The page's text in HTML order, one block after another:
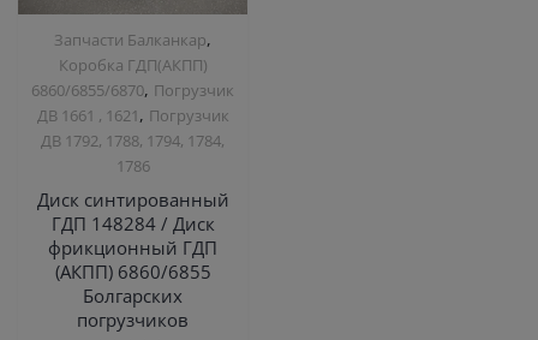
Запчасти Балканкар,
Коробка ГДП(АКПП)
6860/6855/6870, Погрузчик
ДВ 1661 , 1621, Погрузчик
ДВ 1792, 1788, 1794, 1784,
1786
Диск синтированный
ГДП 148284 / Диск
фрикционный ГДП
(АКПП) 6860/6855
Болгарских
погрузчиков